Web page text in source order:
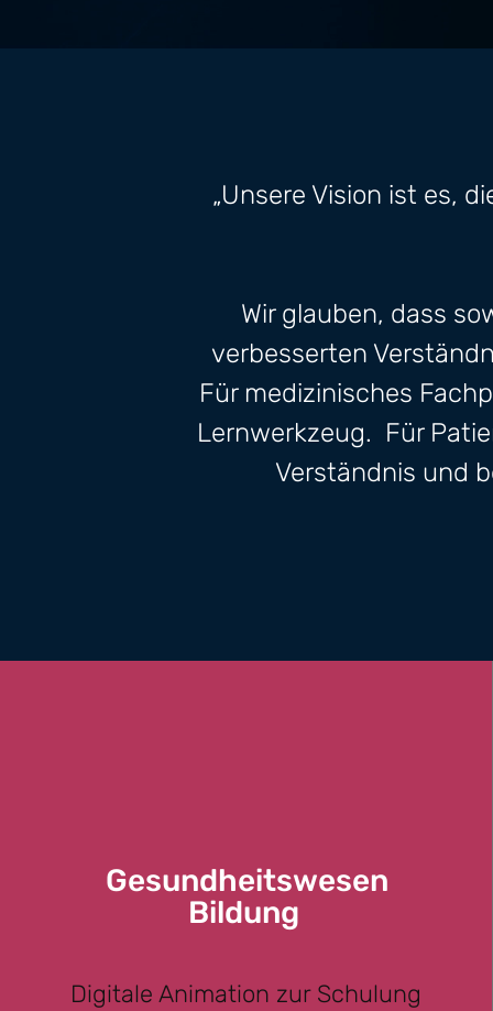
„Unsere Vision ist es,
Wir glauben, dass
verbesserten
Für medizinisches
Lernwerkzeug. Für
Verständnis und
Gesundheitswesen
Bildung
Digitale Animation zur Schulung